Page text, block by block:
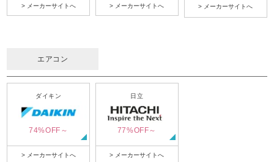
> メーカーサイトへ > メーカーサイトへ > メーカーサイトへ
エアコン
ダイキン
74%OFF～
> メーカーサイトへ
日立
77%OFF～
> メーカーサイトへ